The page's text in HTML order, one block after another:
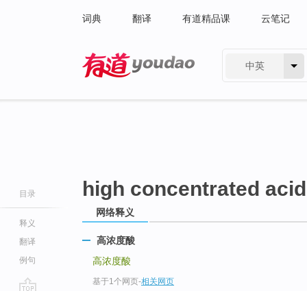
词典 翻译 有道精品课 云笔记
中英
目录
释义
翻译
例句
high concentrated acid
网络释义
高浓度酸
高浓度酸
基于1个网页-相关网页